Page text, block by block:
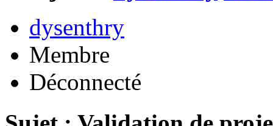
dysenthry
Membre
Déconnecté